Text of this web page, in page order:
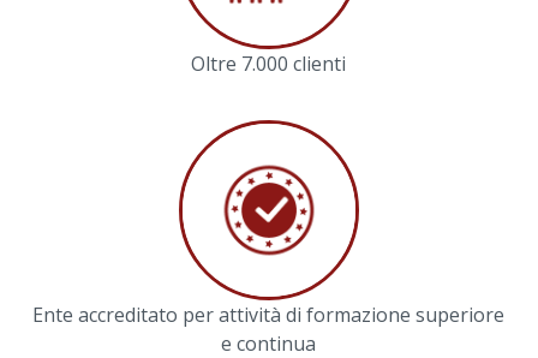
Oltre 7.000 clienti
Ente accreditato per attività di formazione superiore
e continua